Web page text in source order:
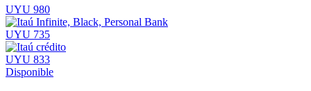
UYU 980
UYU 735
UYU 833
Disponible